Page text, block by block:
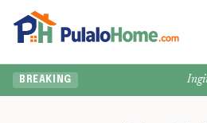
BREAKING Ingin